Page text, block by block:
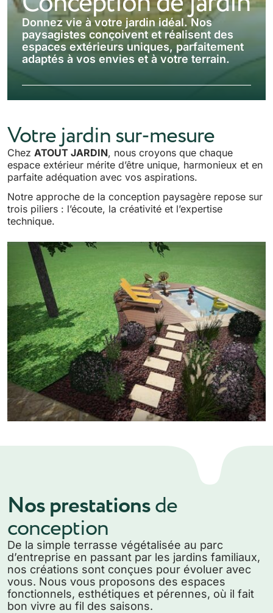
Donnez vie à votre jardin idéal. Nos
paysagistes conçoivent et réalisent des
espaces extérieurs uniques, parfaitement
adaptés à vos envies et à votre terrain.
Votre jardin sur-mesure
Chez ATOUT JARDIN, nous croyons que chaque
espace extérieur mérite d’être unique, harmonieux et en
parfaite adéquation avec vos aspirations.
Notre approche de la conception paysagère repose sur
trois piliers : l’écoute, la créativité et l’expertise
technique.
Nos prestationsde
conception
De la simple terrasse végétalisée au parc
d’entreprise en passant par les jardins familiaux,
nos créations sont conçues pour évoluer avec
vous. Nous vous proposons des espaces
fonctionnels, esthétiques et pérennes, où il fait
bon vivre au fil des saisons.